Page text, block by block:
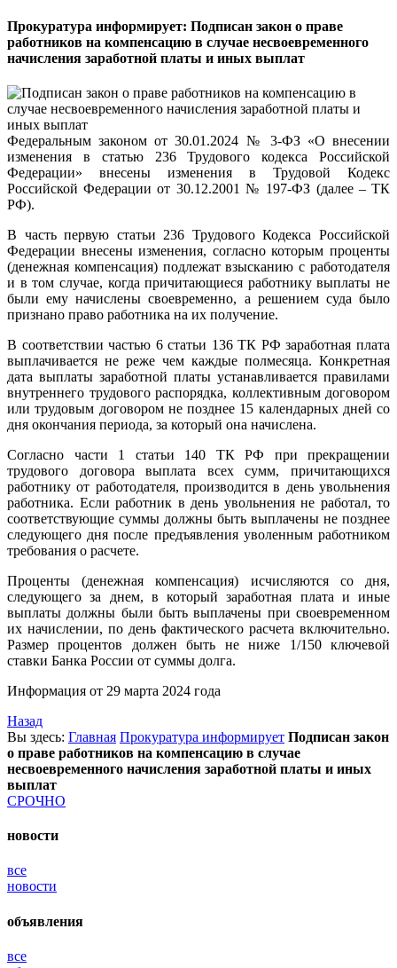
Прокуратура информирует: Подписан закон о праве
работников на компенсацию в случае несвоевременного
начисления заработной платы и иных выплат
Федеральным законом от 30.01.2024 № 3-ФЗ «О внесении
изменения в статью 236 Трудового кодекса Российской
Федерации» внесены изменения в Трудовой Кодекс
Российской Федерации от 30.12.2001 № 197-ФЗ (далее – ТК
РФ).
В часть первую статьи 236 Трудового Кодекса Российской
Федерации внесены изменения, согласно которым проценты
(денежная компенсация) подлежат взысканию с работодателя
и в том случае, когда причитающиеся работнику выплаты не
были ему начислены своевременно, а решением суда было
признано право работника на их получение.
В соответствии частью 6 статьи 136 ТК РФ заработная плата
выплачивается не реже чем каждые полмесяца. Конкретная
дата выплаты заработной платы устанавливается правилами
внутреннего трудового распорядка, коллективным договором
или трудовым договором не позднее 15 календарных дней со
дня окончания периода, за который она начислена.
Согласно части 1 статьи 140 ТК РФ при прекращении
трудового договора выплата всех сумм, причитающихся
работнику от работодателя, производится в день увольнения
работника. Если работник в день увольнения не работал, то
соответствующие суммы должны быть выплачены не позднее
следующего дня после предъявления уволенным работником
требования о расчете.
Проценты (денежная компенсация) исчисляются со дня,
следующего за днем, в который заработная плата и иные
выплаты должны были быть выплачены при своевременном
их начислении, по день фактического расчета включительно.
Размер процентов должен быть не ниже 1/150 ключевой
ставки Банка России от суммы долга.
Информация от 29 марта 2024 года
Назад
Вы здесь: Главная Прокуратура информирует Подписан закон
о праве работников на компенсацию в случае
несвоевременного начисления заработной платы и иных
выплат
СРОЧНО
новости
все
новости
объявления
все